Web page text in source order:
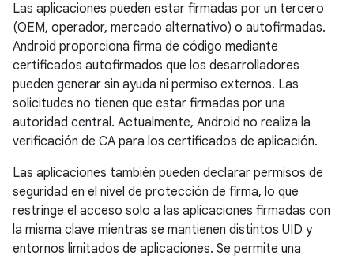
Las aplicaciones pueden estar firmadas por un tercero
(OEM, operador, mercado alternativo) o autofirmadas.
Android proporciona firma de código mediante
certificados autofirmados que los desarrolladores
pueden generar sin ayuda ni permiso externos. Las
solicitudes no tienen que estar firmadas por una
autoridad central. Actualmente, Android no realiza la
verificación de CA para los certificados de aplicación.
Las aplicaciones también pueden declarar permisos de
seguridad en el nivel de protección de firma, lo que
restringe el acceso solo a las aplicaciones firmadas con
la misma clave mientras se mantienen distintos UID y
entornos limitados de aplicaciones. Se permite una